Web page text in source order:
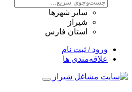
سایر شهرها
شیراز
استان فارس
ورود / ثبت نام
علاقه‌مندی ها